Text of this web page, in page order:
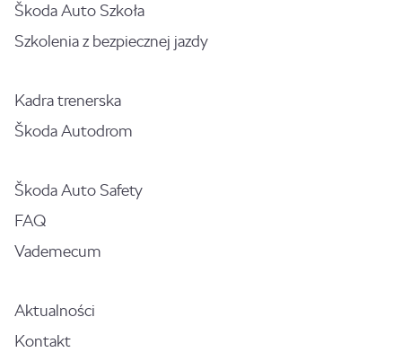
Škoda Auto Szkoła
Szkolenia z bezpiecznej jazdy
Kadra trenerska
Škoda Autodrom
Škoda Auto Safety
FAQ
Vademecum
Aktualności
Kontakt